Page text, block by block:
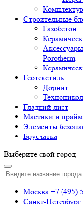
Строительные
Газобетон
Porotherm
Геотекстиль
Дорнит
Гладкий лист
Мастики и
Элементы
Брусчатка
Выберите свой город
Москва +7 (495)
Санкт-Петербург